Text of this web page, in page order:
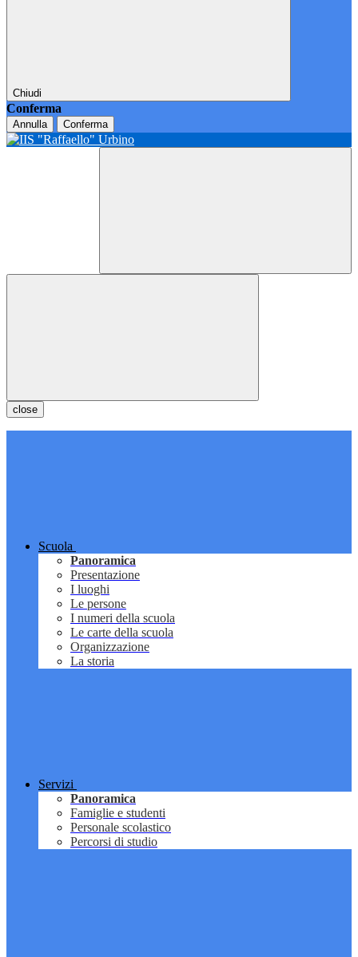
Chiudi
Conferma
Annulla Conferma
close
Scuola
Panoramica
Presentazione
I luoghi
Le persone
I numeri della scuola
Le carte della scuola
Organizzazione
La storia
Servizi
Panoramica
Famiglie e studenti
Personale scolastico
Percorsi di studio